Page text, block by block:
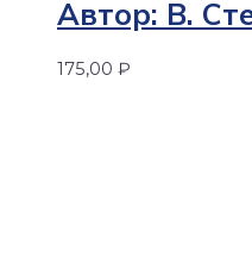
Автор: В.
175,00 ₽